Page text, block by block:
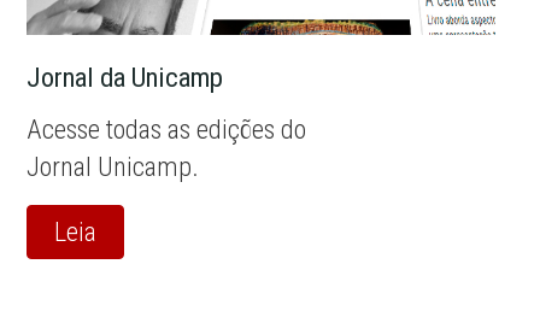
Jornal da Unicamp
Acesse todas as edições do
Jornal Unicamp.
Leia